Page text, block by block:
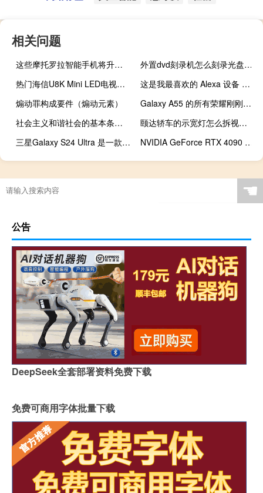
相关问题
这些摩托罗拉智能手机将升级 Android 14
外置dvd刻录机怎么刻录光盘（外置dvd刻录机）
热门海信U8K Mini LED电视折扣高达41％ 亚马逊价格创历史新低
这是我最喜欢的 Alexa 设备 你可能从未听说过它
煽动罪构成要件（煽动元素）
Galaxy A55 的所有荣耀刚刚通过运营商泄露
社会主义和谐社会的基本条件（社会主义和谐社会的基本特征）
颐达轿车的示宽灯怎么拆视频（颐达轿车）
三星Galaxy S24 Ultra 是一款很难对付的手机
NVIDIA GeForce RTX 4090 获得静默 GPU 更新
☚
公告
DeepSeek全套部署资料免费下载
免费可商用字体批量下载